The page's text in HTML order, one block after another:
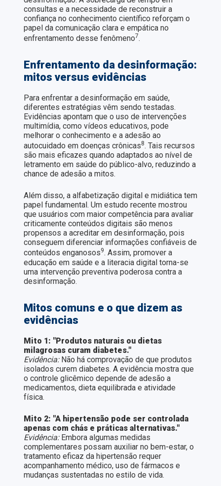
consultas e a necessidade de reconstruir a
confiança no conhecimento científico reforçam o
papel da comunicação clara e empática no
enfrentamento desse fenômeno7.
Enfrentamento da desinformação:
mitos versus evidências
Para enfrentar a desinformação em saúde,
diferentes estratégias vêm sendo testadas.
Evidências apontam que o uso de intervenções
multimídia, como vídeos educativos, pode
melhorar o conhecimento e a adesão ao
autocuidado em doenças crônicas8. Tais recursos
são mais eficazes quando adaptados ao nível de
letramento em saúde do público-alvo, reduzindo a
chance de adesão a mitos.
Além disso, a alfabetização digital e midiática tem
papel fundamental. Um estudo recente mostrou
que usuários com maior competência para avaliar
criticamente conteúdos digitais são menos
propensos a acreditar em desinformação, pois
conseguem diferenciar informações confiáveis de
conteúdos enganosos9. Assim, promover a
educação em saúde e a literacia digital torna-se
uma intervenção preventiva poderosa contra a
desinformação.
Mitos comuns e o que dizem as
evidências
Mito 1: "Produtos naturais ou dietas
milagrosas curam diabetes."
Evidência:Não há comprovação de que produtos
isolados curem diabetes. A evidência mostra que
o controle glicêmico depende de adesão a
medicamentos, dieta equilibrada e atividade
física.
Mito 2: "A hipertensão pode ser controlada
apenas com chás e práticas alternativas."
Evidência:Embora algumas medidas
complementares possam auxiliar no bem-estar, o
tratamento eficaz da hipertensão requer
acompanhamento médico, uso de fármacos e
mudanças sustentadas no estilo de vida.